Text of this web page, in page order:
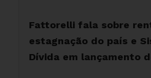
Fattorelli fala sobre
estagnação do país e
Dívida em lançamento